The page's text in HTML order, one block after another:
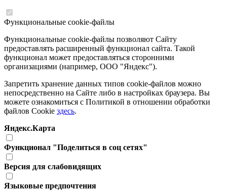
Функциональные cookie-файлы
Функциональные cookie-файлы позволяют Сайту
предоставлять расширенный функционал сайта. Такой
функционал может предоставляться сторонними
организациями (например, ООО "Яндекс").
Запретить хранение данных типов cookie-файлов можно
непосредственно на Сайте либо в настройках браузера. Вы
можете ознакомиться с Политикой в отношении обработки
файлов Cookie здесь.
Яндекс.Карта
Функционал "Поделиться в соц сетях"
Версия для слабовидящих
Языковые предпочтения